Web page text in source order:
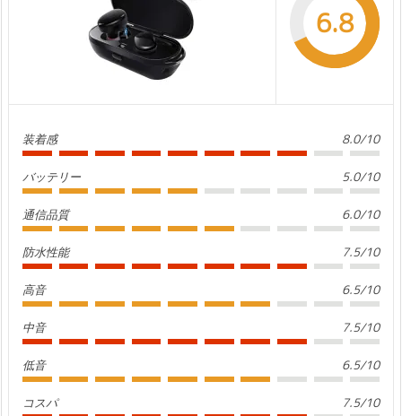
6.8
装着感 8.0/10
バッテリー 5.0/10
通信品質 6.0/10
防水性能 7.5/10
高音 6.5/10
中音 7.5/10
低音 6.5/10
コスパ 7.5/10